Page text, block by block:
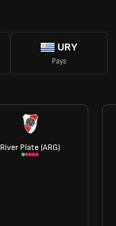
URY
Pays
River Plate (ARG)